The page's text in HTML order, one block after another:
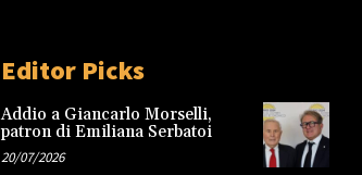
Editor Picks
Addio a Giancarlo Morselli,
patron di Emiliana Serbatoi
20/07/2026